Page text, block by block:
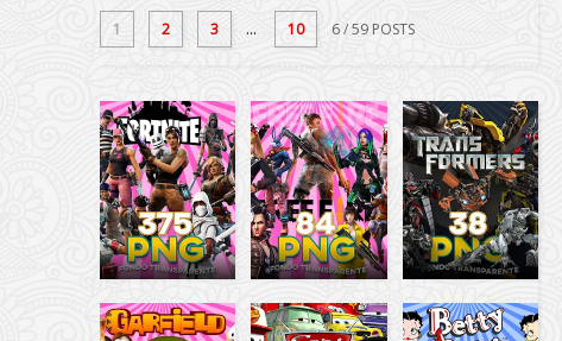
1 2 3 ... 10 6/ 59 POSTS